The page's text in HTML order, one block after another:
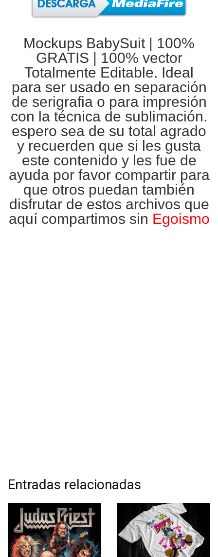
Mockups BabySuit | 100%
GRATIS | 100% vector
Totalmente Editable. Ideal
para ser usado en separación
de serigrafiao para impresión
con la técnica de sublimación.
espero sea de su total agrado
y recuerden que si les gusta
este contenido y les fue de
ayuda por favor compartir para
que otros puedan también
disfrutar de estos archivos que
aquí compartimos sin Egoismo
Entradas relacionadas